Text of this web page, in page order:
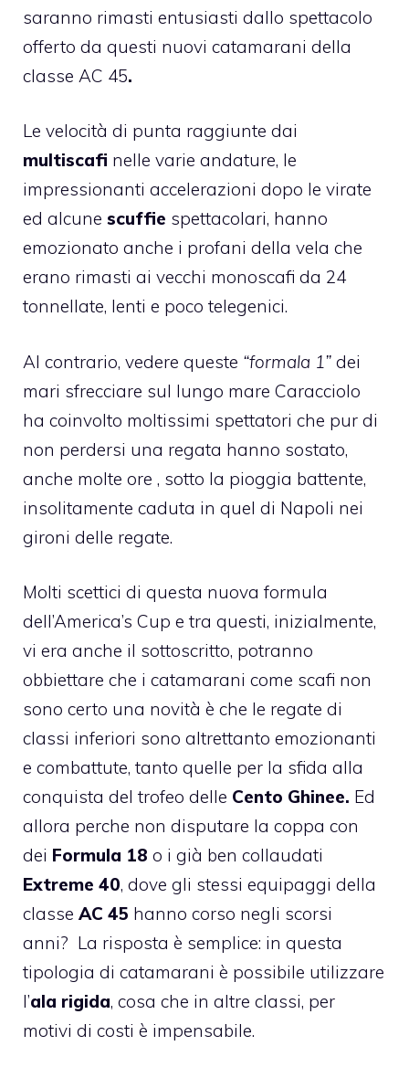
saranno rimasti entusiasti dallo spettacolo
offerto da questi nuovi catamarani della
classe AC 45.
Le velocità di punta raggiunte dai
multiscafi nelle varie andature, le
impressionanti accelerazioni dopo le virate
ed alcune scuffie spettacolari, hanno
emozionato anche i profani della vela che
erano rimasti ai vecchi monoscafi da 24
tonnellate, lenti e poco telegenici.
Al contrario, vedere queste “formala 1” dei
mari sfrecciare sul lungo mare Caracciolo
ha coinvolto moltissimi spettatori che pur di
non perdersi una regata hanno sostato,
anche molte ore , sotto la pioggia battente,
insolitamente caduta in quel di Napoli nei
gironi delle regate.
Molti scettici di questa nuova formula
dell’America’s Cup e tra questi, inizialmente,
vi era anche il sottoscritto, potranno
obbiettare che i catamarani come scafi non
sono certo una novità è che le regate di
classi inferiori sono altrettanto emozionanti
e combattute, tanto quelle per la sfida alla
conquista del trofeo delle Cento Ghinee. Ed
allora perche non disputare la coppa con
dei Formula 18 o i già ben collaudati
Extreme 40, dove gli stessi equipaggi della
classe AC 45 hanno corso negli scorsi
anni? La risposta è semplice: in questa
tipologia di catamarani è possibile utilizzare
l’ala rigida, cosa che in altre classi, per
motivi di costi è impensabile.